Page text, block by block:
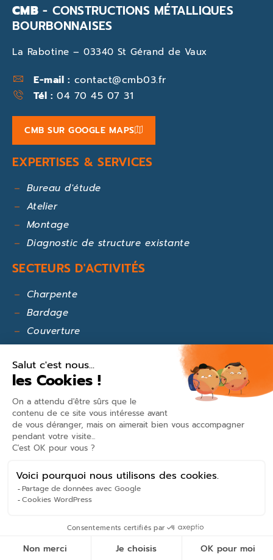
CMB- CONSTRUCTIONS MÉTALLIQUES
BOURBONNAISES
La Rabotine – 03340 St Gérand de Vaux
E-mail : contact@cmb03.fr
Tél : 04 70 45 07 31
CMB SUR GOOGLE MAPS
EXPERTISES & SERVICES
Bureau d'étude
Atelier
Montage
Diagnostic de structure existante
SECTEURS D'ACTIVITÉS
Charpente
Bardage
Couverture
Photovoltaïque
Présentation & Histoire
Certifications
Conception mc-media.com